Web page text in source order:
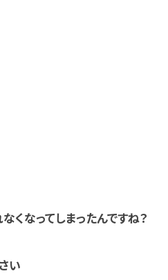
くなってしまったんですね？
い